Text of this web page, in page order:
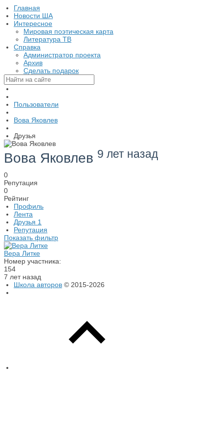
Главная
Новости ША
Интересное
Мировая поэтическая карта
Литература ТВ
Справка
Администратор проекта
Архив
Сделать подарок
Пользователи
Вова Яковлев
Друзья
Вова Яковлев 9 лет назад
0
Репутация
0
Рейтинг
Профиль
Лента
Друзья 1
Репутация
Показать фильтр
Вера Литке
Номер участника:
154
7 лет назад
Школа авторов © 2015-2026